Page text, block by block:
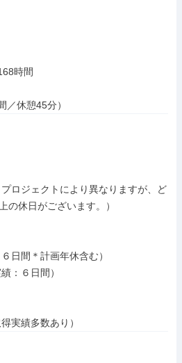
時間
／休憩45分）
プロジェクトにより異なりますが、ど
の休日がございます。）
日間＊計画年休含む）
：６日間）
実績多数あり）